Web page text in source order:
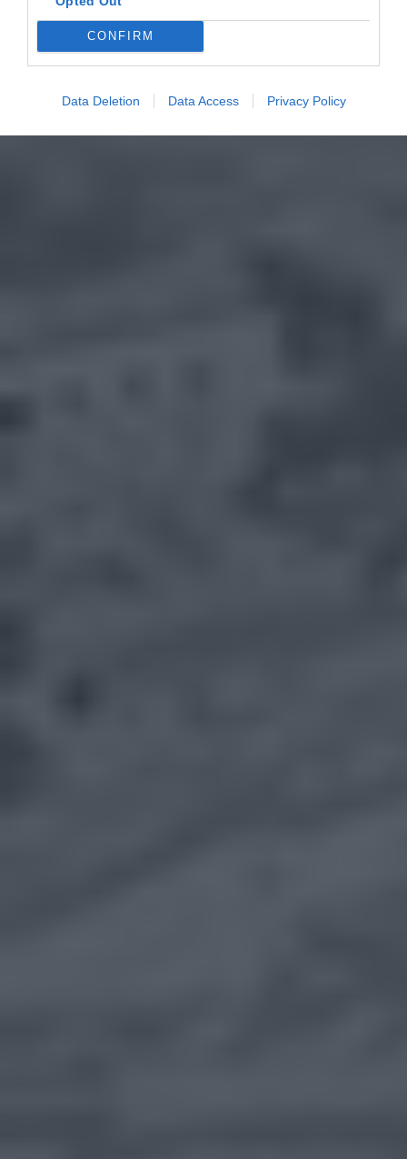
CONFIRM
Data Deletion Data Access Privacy Policy